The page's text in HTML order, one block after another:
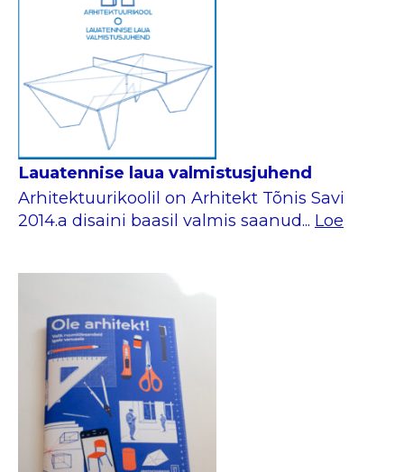
Lauatennise laua valmistusjuhend
Arhitektuurikoolil on Arhitekt Tõnis Savi
2014.a disaini baasil valmis saanud... Loe